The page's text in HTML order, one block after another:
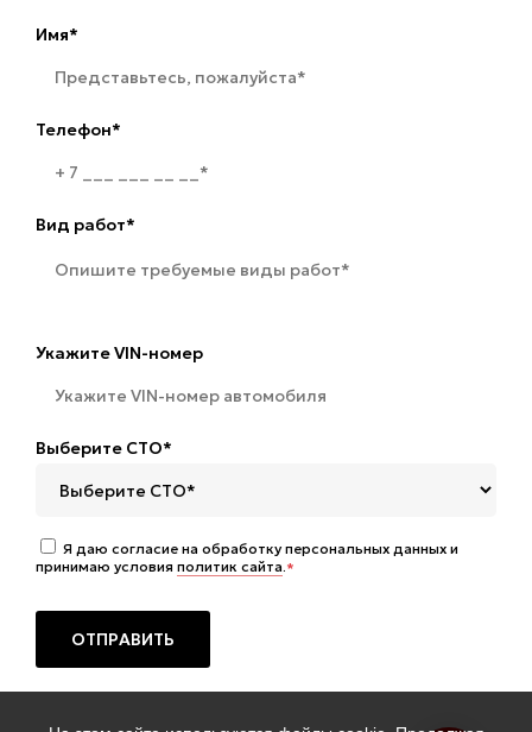
Имя*
Телефон*
Вид работ*
Укажите VIN-номер
Выберите СТО*
Я даю согласие на обработку персональных данных и
принимаю условия политик сайта.*